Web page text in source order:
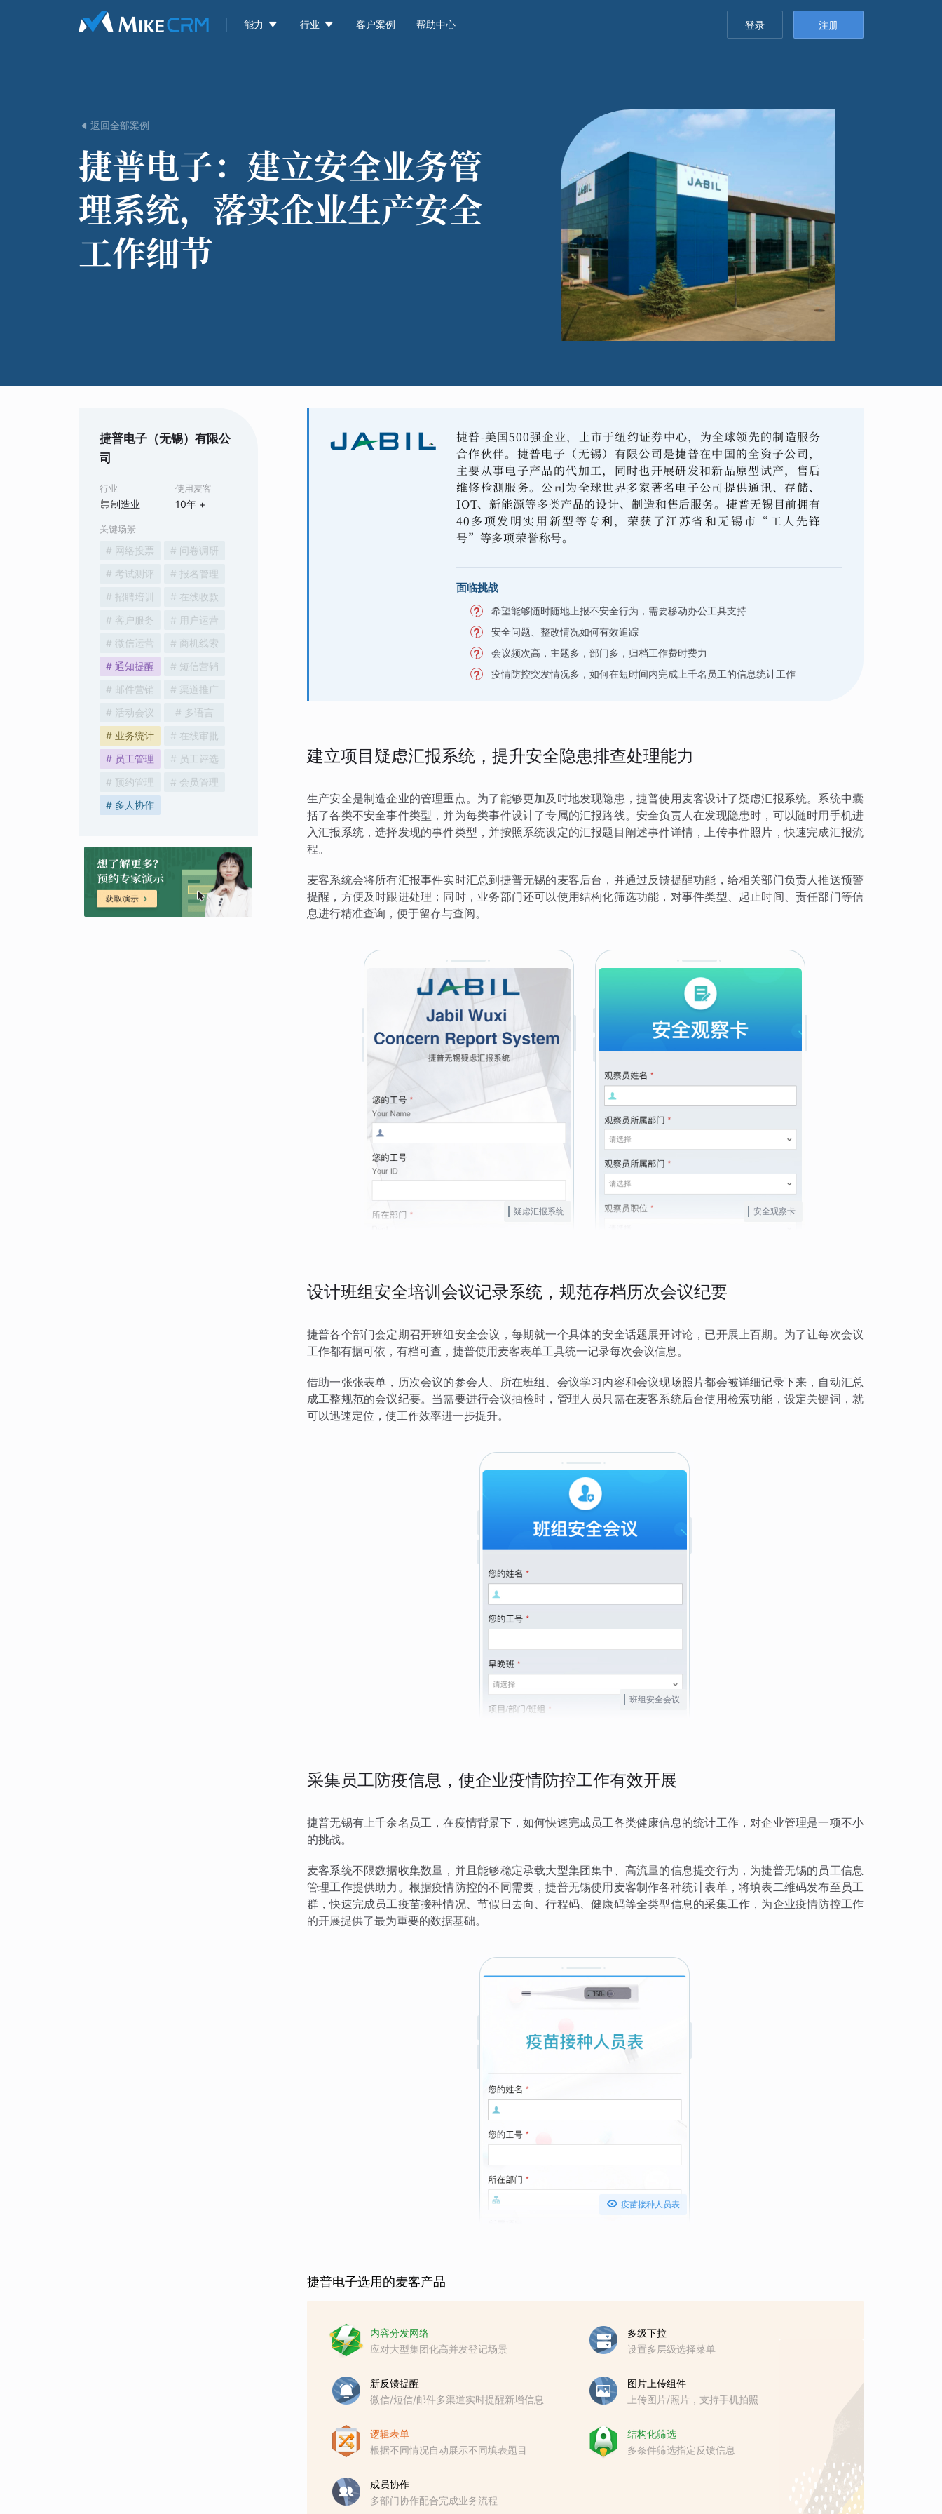
能力  行业  客户案例 帮助中心 登录 注册
 返回全部案例
捷普电子： 建立安全业务管
理系统，落实企业生产安全
工作细节
捷普电子（无锡）有限公
司
行业
制造业
使用麦客
10年 +
关键场景
# 网络投票
# 问卷调研
# 考试测评
# 报名管理
# 招聘培训
# 在线收款
# 客户服务
# 用户运营
# 微信运营
# 商机线索
# 通知提醒
# 短信营销
# 邮件营销
# 渠道推广
# 活动会议
# 多语言
# 业务统计
# 在线审批
# 员工管理
# 员工评选
# 预约管理
# 会员管理
# 多人协作
捷普-美国500强企业，上市于纽约证券中心，为全球领先的制造服务
合作伙伴。捷普电子（无锡）有限公司是捷普在中国的全资子公司，
主要从事电子产品的代加工，同时也开展研发和新品原型试产，售后
维修检测服务。公司为全球世界多家著名电子公司提供通讯、存储、
IOT、新能源等多类产品的设计、制造和售后服务。捷普无锡目前拥有
40多项发明实用新型等专利，荣获了江苏省和无锡市“工人先锋
号”等多项荣誉称号。
面临挑战
希望能够随时随地上报不安全行为，需要移动办公工具支持
安全问题、整改情况如何有效追踪
会议频次高，主题多，部门多，归档工作费时费力
疫情防控突发情况多，如何在短时间内完成上千名员工的信息统计工作
建立项目疑虑汇报系统，提升安全隐患排查处理能力
生产安全是制造企业的管理重点。为了能够更加及时地发现隐患，捷普使用麦客设计了疑虑汇报系统。系统中囊
括了各类不安全事件类型，并为每类事件设计了专属的汇报路线。安全负责人在发现隐患时，可以随时用手机进
入汇报系统，选择发现的事件类型，并按照系统设定的汇报题目阐述事件详情，上传事件照片，快速完成汇报流
程。
麦客系统会将所有汇报事件实时汇总到捷普无锡的麦客后台，并通过反馈提醒功能，给相关部门负责人推送预警
提醒，方便及时跟进处理；同时，业务部门还可以使用结构化筛选功能，对事件类型、起止时间、责任部门等信
息进行精准查询，便于留存与查阅。
疑虑汇报系统 安全观察卡
设计班组安全培训会议记录系统，规范存档历次会议纪要
捷普各个部门会定期召开班组安全会议，每期就一个具体的安全话题展开讨论，已开展上百期。为了让每次会议
工作都有据可依，有档可查，捷普使用麦客表单工具统一记录每次会议信息。
借助一张张表单，历次会议的参会人、所在班组、会议学习内容和会议现场照片都会被详细记录下来，自动汇总
成工整规范的会议纪要。当需要进行会议抽检时，管理人员只需在麦客系统后台使用检索功能，设定关键词，就
可以迅速定位，使工作效率进一步提升。
班组安全会议
采集员工防疫信息，使企业疫情防控工作有效开展
捷普无锡有上千余名员工，在疫情背景下，如何快速完成员工各类健康信息的统计工作，对企业管理是一项不小
的挑战。
麦客系统不限数据收集数量，并且能够稳定承载大型集团集中、高流量的信息提交行为，为捷普无锡的员工信息
管理工作提供助力。根据疫情防控的不同需要，捷普无锡使用麦客制作各种统计表单，将填表二维码发布至员工
群，快速完成员工疫苗接种情况、节假日去向、行程码、健康码等全类型信息的采集工作，为企业疫情防控工作
的开展提供了最为重要的数据基础。
 疫苗接种人员表
捷普电子选用的麦客产品
内容分发网络
应对大型集团化高并发登记场景
多级下拉
设置多层级选择菜单
新反馈提醒
微信/短信/邮件多渠道实时提醒新增信息
图片上传组件
上传图片/照片，支持手机拍照
逻辑表单
根据不同情况自动展示不同填表题目
结构化筛选
多条件筛选指定反馈信息
成员协作
多部门协作配合完成业务流程